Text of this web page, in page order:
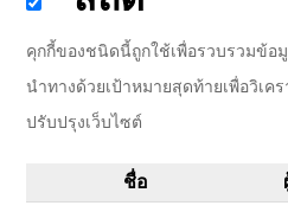
คุกกี้ของชนิดนี้ถูกใช้เพื่อรวบรวมข้อ
นำทางด้วยเป้าหมายสุดท้ายเพื่อวิเ
ปรับปรุงเว็บไซต์
ชื่อ